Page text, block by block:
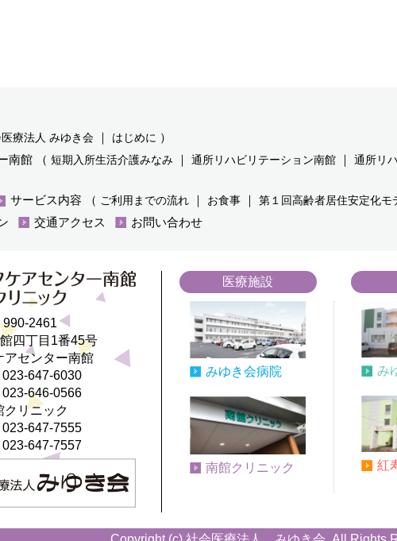
療法人 みゆき会 ｜ はじめに ）
南館 （ 短期入所生活介護みなみ ｜ 通所リハビリテーション南館 ｜ 通所リ
サービス内容 （ ご利用までの流れ ｜ お食事 ｜ 第１回高齢者居住安定化モ
交通アクセス お問い合わせ
990-2461
四丁目1番45号
アセンター南館
647-6030
023-646-0566
クリニック
647-7555
023-647-7557
医療施設
みゆき会病院
南館クリニック
み
紅